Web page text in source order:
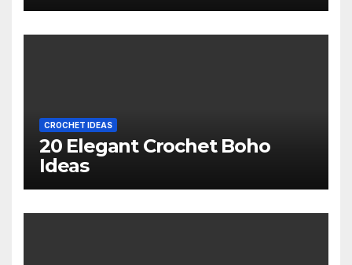
CROCHET IDEAS
20 Elegant Crochet Boho
Ideas